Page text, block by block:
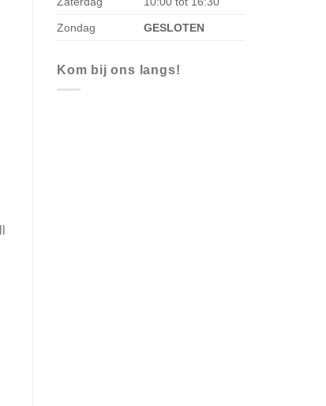
Zondag GESLOTEN
Kom bij ons langs!